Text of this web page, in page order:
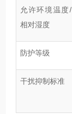
允许环境温度/
相对湿度
防护等级
干扰抑制标准